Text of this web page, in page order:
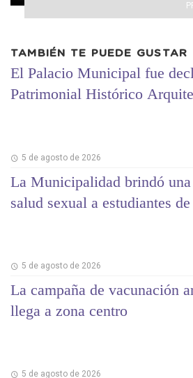
TAMBIÉN TE PUEDE GUSTAR
El Palacio Municipal fue
Patrimonial Histórico
5 de agosto de 2026
La Municipalidad brindó una
salud sexual a estudiantes
5 de agosto de 2026
La campaña de vacunación
llega a zona centro
5 de agosto de 2026